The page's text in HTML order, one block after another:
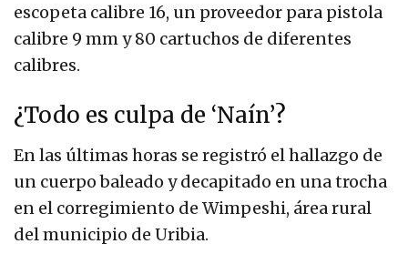
escopeta calibre 16, un proveedor para pistola
calibre 9 mm y 80 cartuchos de diferentes
calibres.
¿Todo es culpa de ‘Naín’?
En las últimas horas se registró el hallazgo de
un cuerpo baleado y decapitado en una trocha
en el corregimiento de Wimpeshi, área rural
del municipio de Uribia.